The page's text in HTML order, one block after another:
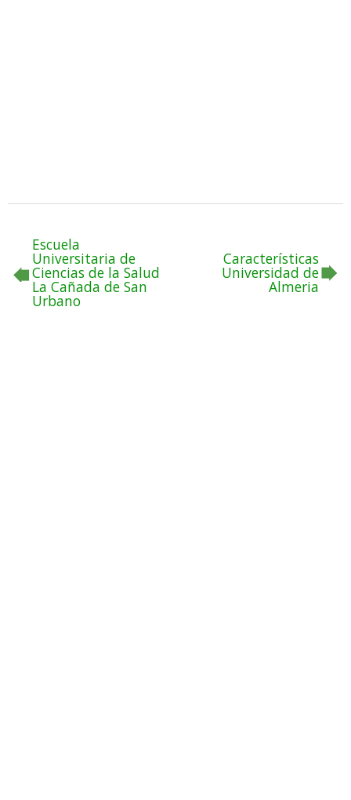
Escuela
Universitaria de
Ciencias de la Salud
La Cañada de San
Urbano
Características
Universidad de
Almeria